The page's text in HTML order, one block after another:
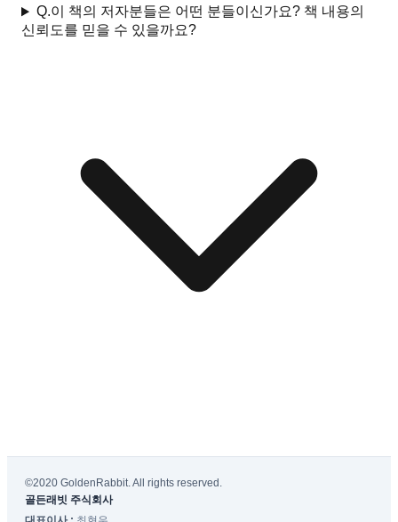
Q.이 책의 저자분들은 어떤 분들이신가요? 책 내용의
신뢰도를 믿을 수 있을까요?
©2020 GoldenRabbit. All rights reserved.
골든래빗 주식회사